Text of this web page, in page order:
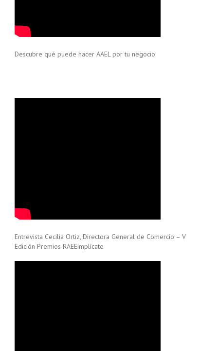
Descubre qué puede hacer AAEL por tu negocio
Entrevista Cecilia Ortiz, Directora General de Comercio – V
Edición Premios RAEEimplícate